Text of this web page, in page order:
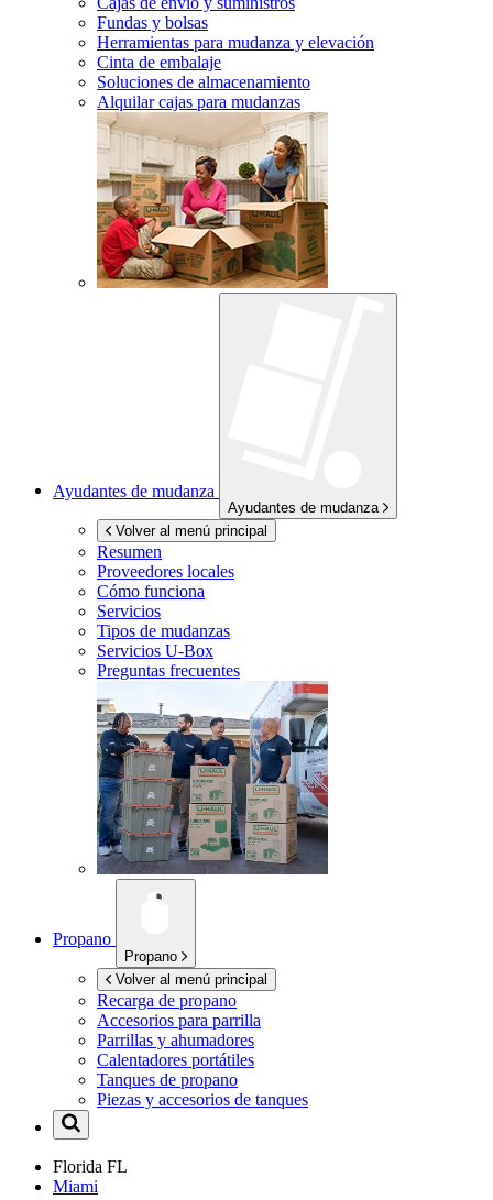
Fundas y bolsas
Herramientas para mudanza y elevación
Cinta de embalaje
Soluciones de almacenamiento
Alquilar cajas para mudanzas
Ayudantes de mudanza
Ayudantes de mudanza
Volver al menú principal
Resumen
Proveedores locales
Cómo funciona
Servicios
Tipos de mudanzas
Servicios U-Box
Preguntas frecuentes
Propano
Propano
Volver al menú principal
Recarga de propano
Accesorios para parrilla
Parrillas y ahumadores
Calentadores portátiles
Tanques de propano
Piezas y accesorios de tanques
Florida FL
Miami